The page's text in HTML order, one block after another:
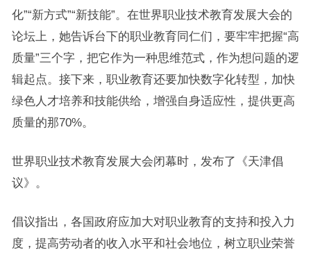
化”“新方式”“新技能”。在世界职业技术教育发展大会的
论坛上，她告诉台下的职业教育同仁们，要牢牢把握“高
质量”三个字，把它作为一种思维范式，作为想问题的逻
辑起点。接下来，职业教育还要加快数字化转型，加快
绿色人才培养和技能供给，增强自身适应性，提供更高
质量的那70%。
世界职业技术教育发展大会闭幕时，发布了《天津倡
议》。
倡议指出，各国政府应加大对职业教育的支持和投入力
度，提高劳动者的收入水平和社会地位，树立职业荣誉